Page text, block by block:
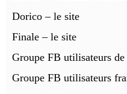
Dorico – le site
Finale – le site
Groupe FB utilisateurs
Groupe FB utilisateurs